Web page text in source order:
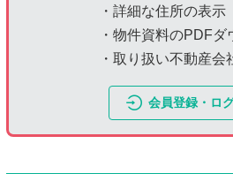
・詳細な住所の表示
・物件資料のPDFダ
・取り扱い不動産会
会員登録・ロ